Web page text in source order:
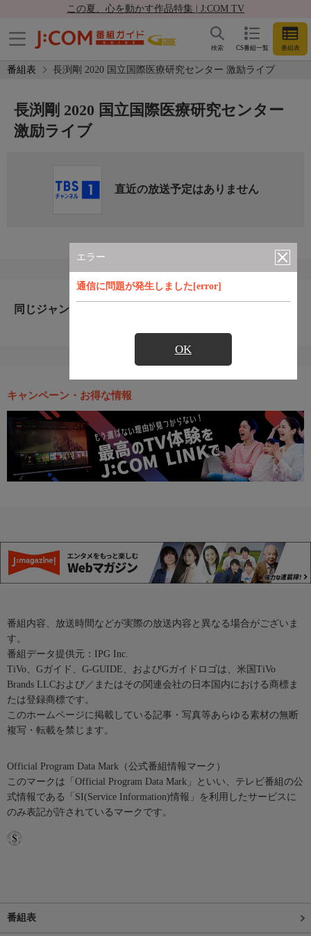
この夏、心を動かす作品特集 | J:COM TV
CS番組一覧 番組表
検索
番組表 長渕剛 2020 国立国際医療研究センター 激励ライブ
エラー
通信に問題が発生しました[error]
OK
長渕剛 2020 国立国際医療研究センター
激励ライブ
直近の放送予定はありません
同じジャンルのおすすめ番組
キャンペーン・お得な情報
番組内容、放送時間などが実際の放送内容と異なる場合がございま
す。
番組データ提供元：IPG Inc.
TiVo、Gガイド、G-GUIDE、およびGガイドロゴは、米国TiVo
Brands LLCおよび／またはその関連会社の日本国内における商標ま
たは登録商標です。
このホームページに掲載している記事・写真等あらゆる素材の無断
複写・転載を禁じます。
Official Program Data Mark（公式番組情報マーク）
このマークは「Official Program Data Mark」といい、テレビ番組の公
式情報である「SI(Service Information)情報」を利用したサービスに
のみ表記が許されているマークです。
番組表